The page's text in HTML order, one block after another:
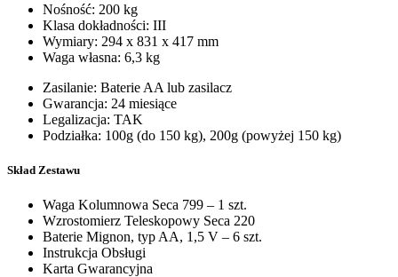
Nośność: 200 kg
Klasa dokładności: III
Wymiary: 294 x 831 x 417 mm
Waga własna: 6,3 kg
Zasilanie: Baterie AA lub zasilacz
Gwarancja: 24 miesiące
Legalizacja: TAK
Podziałka: 100g (do 150 kg), 200g (powyżej 150 kg)
Skład Zestawu
Waga Kolumnowa Seca 799 – 1 szt.
Wzrostomierz Teleskopowy Seca 220
Baterie Mignon, typ AA, 1,5 V – 6 szt.
Instrukcja Obsługi
Karta Gwarancyjna